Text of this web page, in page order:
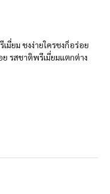
มี่ยม ชงง่ายใครชงก็อร่อย
ย รสชาติพรีเมี่ยมแตกต่าง